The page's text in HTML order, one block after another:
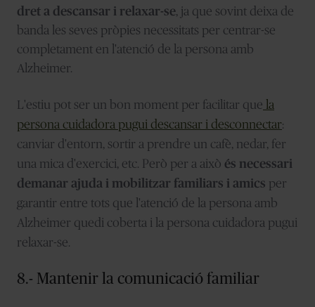
dret a descansar i relaxar-se, ja que sovint deixa de
banda les seves pròpies necessitats per centrar-se
completament en l'atenció de la persona amb
Alzheimer.
L'estiu pot ser un bon moment per facilitar que la
persona cuidadora pugui descansar i desconnectar:
canviar d'entorn, sortir a prendre un cafè, nedar, fer
una mica d'exercici, etc. Però per a això és necessari
demanar ajuda i mobilitzar familiars i amics per
garantir entre tots que l'atenció de la persona amb
Alzheimer quedi coberta i la persona cuidadora pugui
relaxar-se.
8.- Mantenir la comunicació familiar